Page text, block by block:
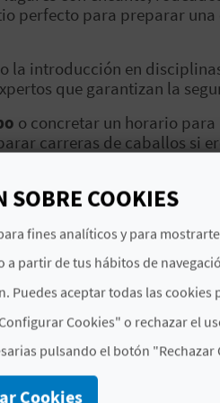
perfecto para preparar una
la introducción en
que garantizan la
o concretar un horario para
carreras de caballos si
en un hogar para
por
mucha historia y todas
de la paz de la
SOBRE COOKIES
fines analíticos y para
partir de tus hábitos de
Puedes aceptar todas las cookies
Cookies" o rechazar el
pulsando el botón "Rechazar
Cookies